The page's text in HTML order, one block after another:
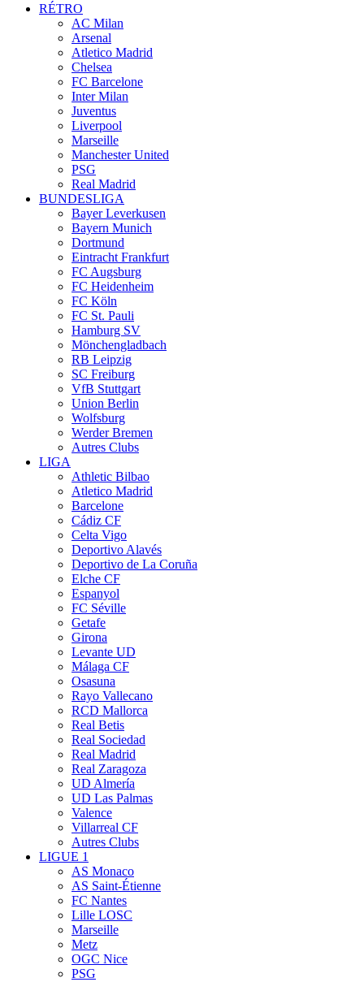
RÉTRO
AC Milan
Arsenal
Atletico Madrid
Chelsea
FC Barcelone
Inter Milan
Juventus
Liverpool
Marseille
Manchester United
PSG
Real Madrid
BUNDESLIGA
Bayer Leverkusen
Bayern Munich
Dortmund
Eintracht Frankfurt
FC Augsburg
FC Heidenheim
FC Köln
FC St. Pauli
Hamburg SV
Mönchengladbach
RB Leipzig
SC Freiburg
VfB Stuttgart
Union Berlin
Wolfsburg
Werder Bremen
Autres Clubs
LIGA
Athletic Bilbao
Atletico Madrid
Barcelone
Cádiz CF
Celta Vigo
Deportivo Alavés
Deportivo de La Coruña
Elche CF
Espanyol
FC Séville
Getafe
Girona
Levante UD
Málaga CF
Osasuna
Rayo Vallecano
RCD Mallorca
Real Betis
Real Sociedad
Real Madrid
Real Zaragoza
UD Almería
UD Las Palmas
Valence
Villarreal CF
Autres Clubs
LIGUE 1
AS Monaco
AS Saint-Étienne
FC Nantes
Lille LOSC
Marseille
Metz
OGC Nice
PSG